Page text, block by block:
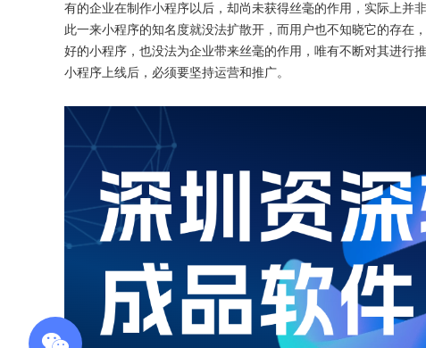
有的企业在制作小程序以后，却尚未获得丝毫的作用，实际上并
此一来小程序的知名度就没法扩散开，而用户也不知晓它的存在
好的小程序，也没法为企业带来丝毫的作用，唯有不断对其进行
小程序上线后，必须要坚持运营和推广。